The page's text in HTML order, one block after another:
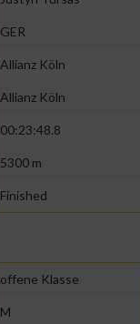
GER
Allianz Köln
Allianz Köln
00:23:48.8
5300 m
Finished
offene Klasse
M